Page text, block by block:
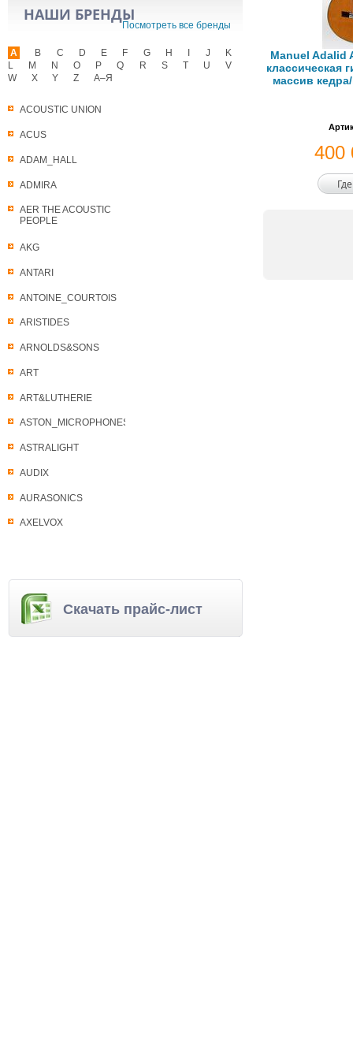
НАШИ БРЕНДЫ
Посмотреть все бренды
A
ACOUSTIC UNION
ACUS
ADAM_HALL
ADMIRA
AER THE ACOUSTIC
PEOPLE
AKG
ANTARI
ANTOINE_COURTOIS
ARISTIDES
ARNOLDS&SONS
ART
ART&LUTHERIE
ASTON_MICROPHONES
ASTRALIGHT
AUDIX
AURASONICS
AXELVOX
B C D E F G H J
K
L
M N O P Q R S T U
V
W
X Y Z А–Я
Скачать прайс-лист
Manuel Adalid
классическая
массив
400